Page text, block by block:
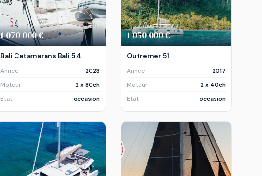
1 070 000 €
Bali Catamarans Bali 5.4
Annee
2023
Moteur
2 x 80ch
Etat
occasion
1 050 000 €
Outremer 51
Annee
2017
Moteur
2 x 40ch
Etat
occasion